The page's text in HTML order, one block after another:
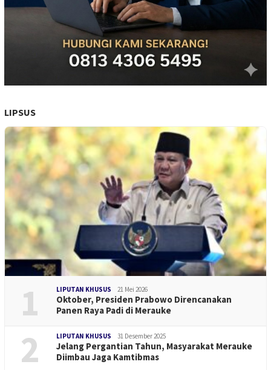
LIPSUS
1 LIPUTAN KHUSUS 21 Mei 2026
Oktober, Presiden Prabowo Direncanakan
Panen Raya Padi di Merauke
2 LIPUTAN KHUSUS 31 Desember 2025
Jelang Pergantian Tahun, Masyarakat Merauke
Diimbau Jaga Kamtibmas